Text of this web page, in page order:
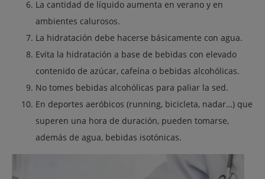
La cantidad de líquido aumenta en verano y en
ambientes calurosos.
La hidratación debe hacerse básicamente con agua.
Evita la hidratación a base de bebidas con elevado
contenido de azúcar, cafeína o bebidas alcohólicas.
No tomes bebidas alcohólicas para paliar la sed.
En deportes aeróbicos (running, bicicleta, nadar…) que
superen una hora de duración, pueden tomarse,
además de agua, bebidas isotónicas.